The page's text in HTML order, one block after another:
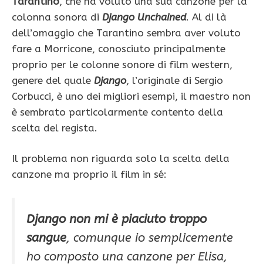
colonna sonora di Django Unchained. Al di là
dell’omaggio che Tarantino sembra aver voluto
fare a Morricone, conosciuto principalmente
proprio per le colonne sonore di film western,
genere del quale Django, l’originale di Sergio
Corbucci, è uno dei migliori esempi, il maestro non
è sembrato particolarmente contento della
scelta del regista.
Il problema non riguarda solo la scelta della
canzone ma proprio il film in sé:
Django non mi è piaciuto troppo
sangue, comunque io semplicemente
ho composto una canzone per Elisa,